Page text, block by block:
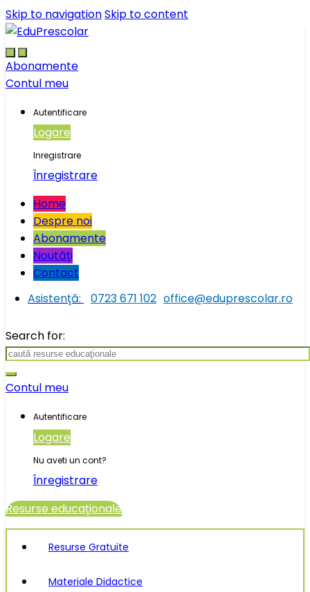
Skip to navigationSkip to content
Abonamente
Contul meu
Autentificare
Logare
Inregistrare
Înregistrare
Home
Despre noi
Abonamente
Noutăţi
Contact
Asistenţă:
0723 671 102 office@eduprescolar.ro
Search for:
Contul meu
Autentificare
Logare
Nu aveti un cont?
Înregistrare
Resurse educaţionale
Resurse Gratuite
Materiale Didactice